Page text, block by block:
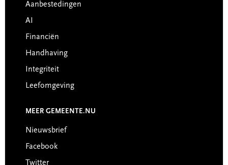
Aanbestedingen
AI
Financiën
Handhaving
Integriteit
Leefomgeving
MEER GEMEENTE.NU
Nieuwsbrief
Facebook
Twitter